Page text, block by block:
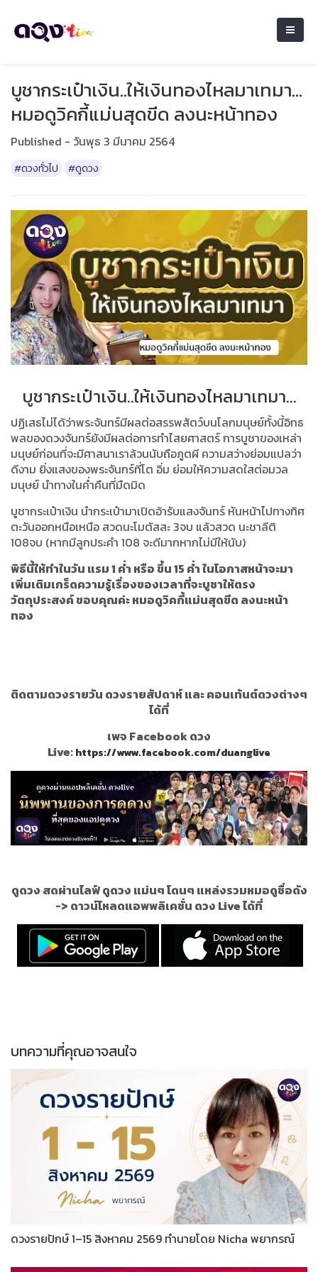
บูชากระเป๋าเงิน..ให้เงินทองไหลมาเทมา...
หมอดูวิคกี้แม่นสุดขีด ลงนะหน้าทอง
Published - วันพุธ 3 มีนาคม 2564
#ดวงทั่วไป #ดูดวง
บูชากระเป๋าเงิน..ให้เงินทองไหลมาเทมา...
ปฏิเสธไม่ได้ว่าพระจันทร์มีผลต่อสรรพสัตว์บนโลกมนุษย์ทั้งนี้อิทธ
พลของดวงจันทร์ยังมีผลต่อการทำไสยศาสตร์ การบูชาของเหล่า
มนุษย์ก่อนที่จะมีศาสนาเราล้วนนับถือภูตผี ความสว่างย่อมแปลว่า
ดีงาม ยิ่งแสงของพระจันทร์ที่โต อิ่ม ย่อมให้ความสดใสต่อมวล
มนุษย์ นำทางในค่ำคืนที่มืดมิด
บูชากระเป๋าเงิน นำกระเป๋ามาเปิดอ้ารับแสงจันทร์ หันหน้าไปทางทิศ
ตะวันออกหนือเหนือ สวดนะโมตัสสะ 3จบ แล้วสวด นะชาลีติ
108จบ (หากมีลูกประคำ 108 จะดีมากหากไม่มีให้นับ)
พิธีนี้ให้ทำในวัน แรม 1 ค่ำ หรือ ขึ้น 15 ค่ำ ในโอกาสหน้าจะมา
เพิ่มเติมเกร็ดความรู้เรื่องของเวลาที่จะบูชาให้ตรง
วัตถุประสงค์ ขอบคุณค่ะ หมอดูวิคกี้แม่นสุดขีด ลงนะหน้า
ทอง
ติดตามดวงรายวัน ดวงรายสัปดาห์ และ คอนเท้นต์ดวงต่างๆ
ได้ที่
เพจ Facebook ดวง
Live:https://www.facebook.com/duanglive
ดูดวง สดผ่านไลฟ์ ดูดวง แม่นๆ โดนๆ แหล่งรวมหมอดูชื่อดัง
-> ดาวน์โหลดแอพพลิเคชั่น ดวง Live ได้ที่
บทความที่คุณอาจสนใจ
ดวงรายปักษ์ 1–15 สิงหาคม 2569 ทำนายโดย Nicha พยากรณ์